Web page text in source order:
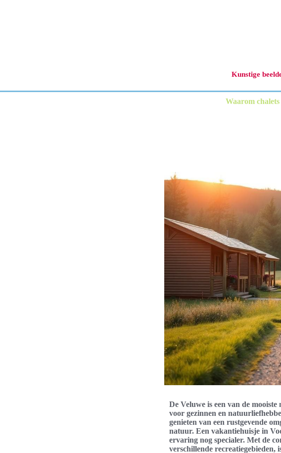
Kunstige
Waarom
De Veluwe is een van de
voor gezinnen en
genieten van een rustgevende
natuur. Een vakantiehuisje in
ervaring nog specialer. Met de
verschillende recreatiegebieden,